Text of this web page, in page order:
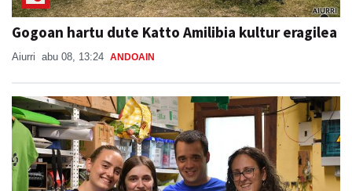
Gogoan hartu dute Katto Amilibia kultur eragilea
Aiurri abu 08, 13:24 ANDOAIN